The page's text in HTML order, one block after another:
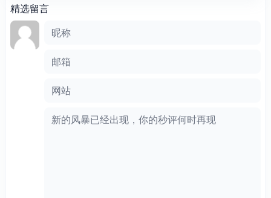
精选留言
昵称
邮箱
网站
评论框